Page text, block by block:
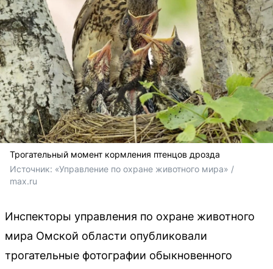
Трогательный момент кормления птенцов дрозда
Источник: «Управление по охране животного мира» /
max.ru
Инспекторы управления по охране животного
мира Омской области опубликовали
трогательные фотографии обыкновенного